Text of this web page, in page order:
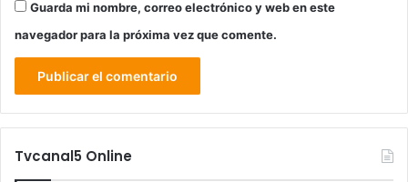
Guarda mi nombre, correo electrónico y web en este
navegador para la próxima vez que comente.
Tvcanal5 Online